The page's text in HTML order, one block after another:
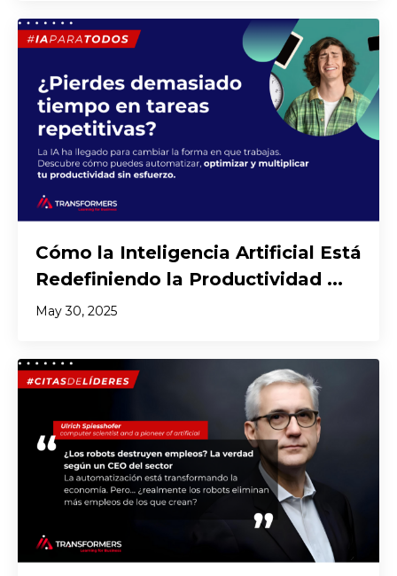
Cómo la Inteligencia Artificial Está
Redefiniendo la Productividad ...
May 30, 2025